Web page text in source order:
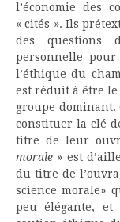
l’économie des
« cités ». Ils
des questions
personnelle
l’éthique du
est réduit à être
groupe
constituer la clé
titre de leur
morale » est
du titre de
science morale»
peu élégante,